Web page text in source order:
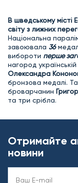
В шведському
світу з лижних
Національна
завоювала 36
вибороти перше
нагород
Олександра
бронзова медалі.
броварчанин
та три срібла.
Отримайте
новини